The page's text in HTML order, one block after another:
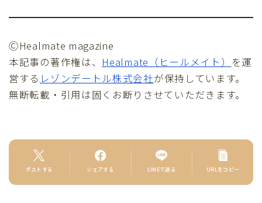
ⒸHealmate magazine
本記事の著作権は、 Healmate（ヒールメイト）
を運
営する レゾンデートル株式会社が保持しています。
無断転載・引用は固くお断りさせていただきます。
ポストする シェアする LINEで送る URLをコピー